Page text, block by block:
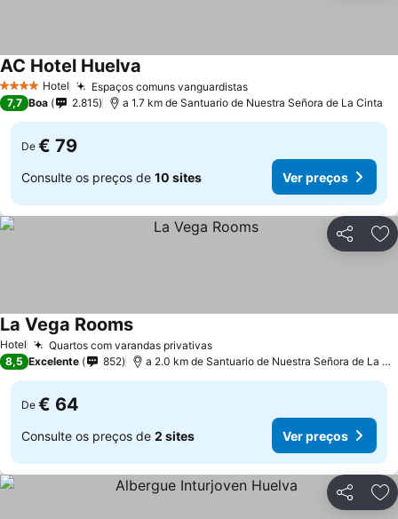
4 EstrelasHotel Espaços comuns vanguardistasVer preços
AC Hotel Huelva
7,7 Boa 2.815 a 1.7 km de Santuario de Nuestra Señora de La Cinta
De € 79
Consulte os preços de 10 sites Ver preços
Partilhar
Hotel Quartos com varandas privativasVer preços
La Vega RoomsVer preços
8,5 Excelente 852 a 2.0 km de Santuario de Nuestra Señora de La
De € 64
Consulte os preços de 2 sites Ver preços
Partilhar